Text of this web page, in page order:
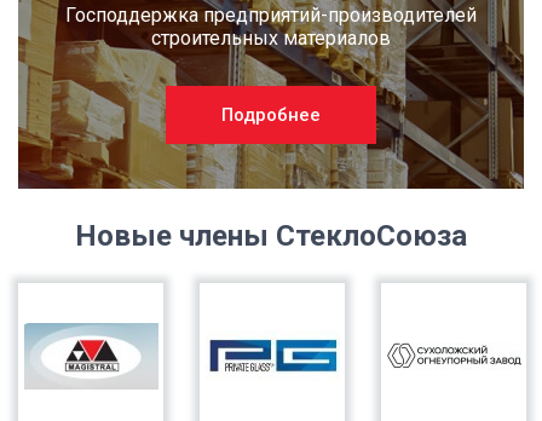
Господдержка предприятий-производителей
строительных материалов
Подробнее
Новые члены СтеклоСоюза